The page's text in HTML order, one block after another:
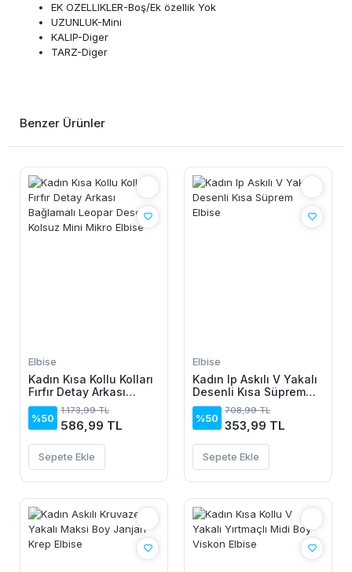
EK OZELLIKLER-Boş/Ek özellik Yok
UZUNLUK-Mini
KALIP-Diger
TARZ-Diger
Benzer Ürünler
Elbise
Kadın Kısa Kollu Kolları
Fırfır Detay Arkası
Bağlamalı Leopar
Desen Kolsuz Mini
Mikro Elbise
%50
1.173,99 TL
586,99 TL
Sepete Ekle
Elbise
Kadın Ip Askılı V Yakalı
Desenli Kısa Süprem
Elbise
%50
708,99 TL
353,99 TL
Sepete Ekle